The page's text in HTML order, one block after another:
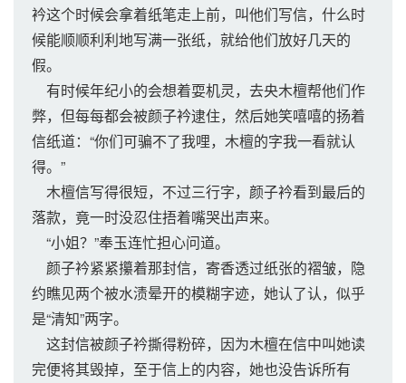
衿这个时候会拿着纸笔走上前，叫他们写信，什么时
候能顺顺利利地写满一张纸，就给他们放好几天的
假。
有时候年纪小的会想着耍机灵，去央木檀帮他们作
弊，但每每都会被颜子衿逮住，然后她笑嘻嘻的扬着
信纸道：“你们可骗不了我哩，木檀的字我一看就认
得。”
木檀信写得很短，不过三行字，颜子衿看到最后的
落款，竟一时没忍住捂着嘴哭出声来。
“小姐？”奉玉连忙担心问道。
颜子衿紧紧攥着那封信，寄香透过纸张的褶皱，隐
约瞧见两个被水渍晕开的模糊字迹，她认了认，似乎
是“清知”两字。
这封信被颜子衿撕得粉碎，因为木檀在信中叫她读
完便将其毁掉，至于信上的内容，她也没告诉所有